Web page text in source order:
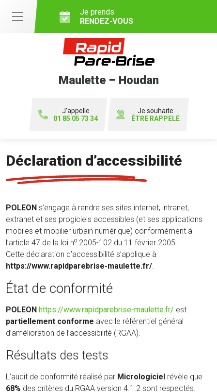
Je prends
RENDEZ-VOUS
Maulette – Houdan
J'appelle
01 85 05 73 34
Je souhaite
ÊTRE RAPPELÉ
Déclaration d’accessibilité
POLEON s’engage à rendre ses sites internet, intranet,
extranet et ses progiciels accessibles (et ses applications
mobiles et mobilier urbain numérique) conformément à
l’article 47 de la loi no 2005-102 du 11 février 2005.
Cette déclaration d’accessibilité s’applique à
https://www.rapidparebrise-maulette.fr/.
État de conformité
POLEON https://www.rapidparebrise-maulette.fr/ (nouvelle
fenêtre)
est
partiellement conforme avec le référentiel général
d’amélioration de l’accessibilité (RGAA).
Résultats des tests
L’audit de conformité réalisé par Micrologiciel révèle que
68% des critères du RGAA version 4.1.2 sont respectés.